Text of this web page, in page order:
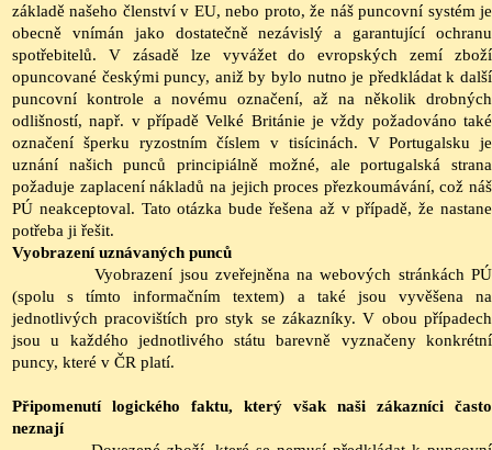
základě našeho členství v EU, nebo proto, že náš puncovní systém je
obecně vnímán jako dostatečně nezávislý a garantující ochranu
spotřebitelů. V zásadě lze vyvážet do evropských zemí zboží
opuncované českými puncy, aniž by bylo nutno je předkládat k další
puncovní kontrole a novému označení, až na několik drobných
odlišností, např. v případě Velké Británie je vždy požadováno také
označení šperku ryzostním číslem v tisícinách. V Portugalsku je
uznání našich punců principiálně možné, ale portugalská strana
požaduje zaplacení nákladů na jejich proces přezkoumávání, což náš
PÚ neakceptoval. Tato otázka bude řešena až v případě, že nastane
potřeba ji řešit.
Vyobrazení uznávaných punců
Vyobrazení jsou zveřejněna na webových stránkáchPÚ
(spolu s tímto informačním textem) a také jsou vyvěšena na
jednotlivých pracovištích pro styk se zákazníky. V obou případech
jsou u každého jednotlivého státu barevně vyznačeny konkrétní
puncy, které v ČR platí.
Připomenutí logického faktu, který však naši zákazníci často
neznají